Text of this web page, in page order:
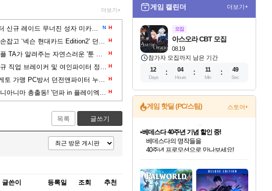
더보기+
넥슨, 던전앤파이터 신규 레이드 무너진 성자 미카엘라 업데이트 N H
넥슨, 현대카드와 손잡고 ‘넥슨 현대카드 Edition2’ 던파 한정판 플레이트 출시 H
던파 전담 네오플 TA가 알려주는 자연스러운 '툰 셰이딩' 기법 H
'던전앤파이터', 신규 직업 브레이커 및 여인파이터 정식 론칭 H
엔미디어플랫폼, 게토 가맹 PC방서 던전앤파이터 누적 접속 이벤트 실시 H
신캐와 지에엥, 아니아니마 총출동! '던파 in 플레이엑스포' H
목록 글쓰기
글쓴이 등록일 조회 추천
게임 캘린더 더보기+
모집
08.19
아스오라 CBT 모집
참가자 모집까지 남은 기간
12
Days
04
Hours
11
Min
48
Sec
게임 핫딜 (PC/스팀) 스토어+
최대 90% 할인가를 만나보세요!
네이버혜택과 함께 만나보세요!
50%할인&추가 적립까지!
이니&베니 혜택까지!
네이버 혜택가와 함께 예약하세요!
할인&네이버혜택으로 만나보세요!
네이버페이 혜택과 만나보세요!
베데스다 40주년 기념 할인 중!
베데스다의 명작들을
40주년 프로모션으로 만나보세요!
네이버 포인트 혜택까지!
할인가에 만나보세요!
일부 에디션 상시 할인!
혜택으로 예약 판매 중
편안하게 충전하세요